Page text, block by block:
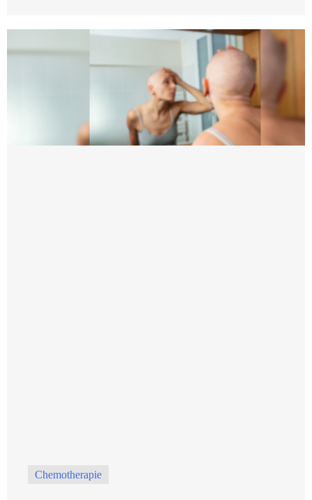
Chemotherapie